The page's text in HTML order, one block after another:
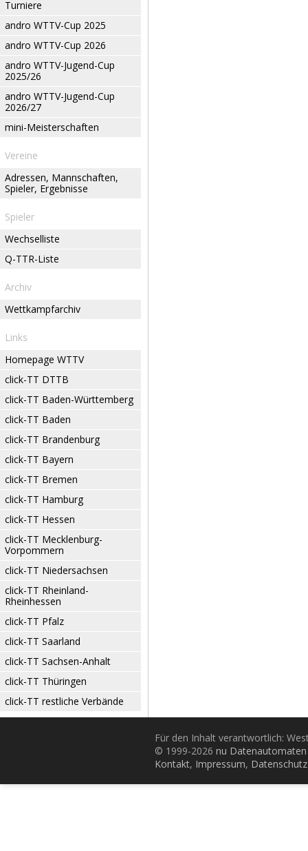
Turniere
andro WTTV-Cup 2025
andro WTTV-Cup 2026
andro WTTV-Jugend-Cup
2025/26
andro WTTV-Jugend-Cup
2026/27
mini-Meisterschaften
Vereine
Adressen, Mannschaften,
Spieler, Ergebnisse
Spieler
Wechselliste
Q-TTR-Liste
Archiv
Wettkampfarchiv
Links
Homepage WTTV
click-TT DTTB
click-TT Baden-Württemberg
click-TT Baden
click-TT Brandenburg
click-TT Bayern
click-TT Bremen
click-TT Hamburg
click-TT Hessen
click-TT Mecklenburg-
Vorpommern
click-TT Niedersachsen
click-TT Rheinland-
Rheinhessen
click-TT Pfalz
click-TT Saarland
click-TT Sachsen-Anhalt
click-TT Thüringen
click-TT restliche Verbände
Für den Inhalt verantwortlich:
© 1999-2026 nu
Kontakt, Impressum, Datenschutz